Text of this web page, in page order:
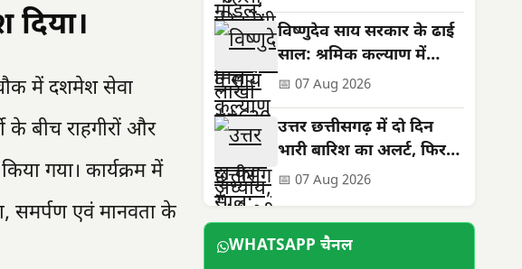
में दशमेश सेवा
के बीच राहगीरों और
गया। कार्यक्रम में
समर्पण एवं मानवता के
विष्णुदेव साय सरकार के ढाई
साल: श्रमिक कल्याण में
ऐतिहासिक उपलब्धियां
📅 07 Aug 2026
उत्तर छत्तीसगढ़ में दो दिन
भारी बारिश का अलर्ट, फिर
थमेगा जोर
📅 07 Aug 2026
WHATSAPP चैनल